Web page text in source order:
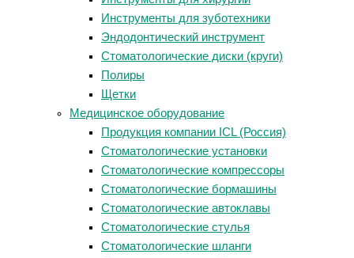
Инструменты для зуботехники
Эндодонтический инструмент
Стоматологические диски (круги)
Полиры
Щетки
Медицинское оборудование
Продукция компании ICL (Россия)
Стоматологические установки
Стоматологические компрессоры
Стоматологические бормашины
Стоматологические автоклавы
Стоматологические стулья
Стоматологические шланги